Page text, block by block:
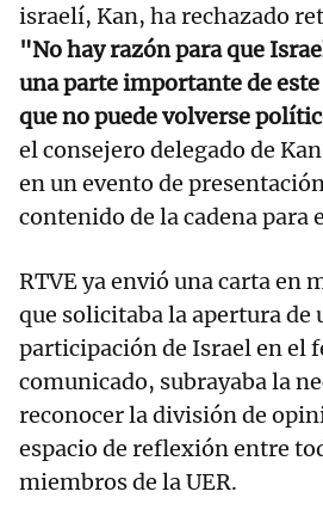
israelí, Kan, ha rechazado
"No hay razón para que
una parte importante de
que no puede volverse
el consejero delegado de
en un evento de
contenido de la cadena para
RTVE ya envió una carta en
que solicitaba la apertura de
participación de Israel en el
comunicado, subrayaba la
reconocer la división de
espacio de reflexión entre
miembros de la UER.